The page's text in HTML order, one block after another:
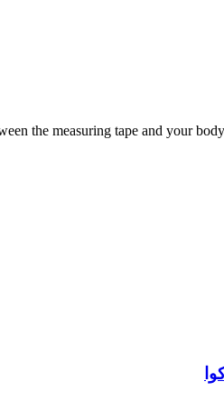
the measuring tape and your